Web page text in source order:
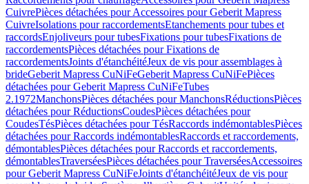
CuivrePièces détachées pour Accessoires pour Geberit Mapress
CuivreIsolations pour raccordementsEtanchements pour tubes et
raccordsEnjoliveurs pour tubesFixations pour tubesFixations de
raccordementsPièces détachées pour Fixations de
raccordementsJoints d'étanchéitéJeux de vis pour assemblages à
brideGeberit Mapress CuNiFeGeberit Mapress CuNiFePièces
détachées pour Geberit Mapress CuNiFeTubes
2.1972ManchonsPièces détachées pour ManchonsRéductionsPièces
détachées pour RéductionsCoudesPièces détachées pour
CoudesTésPièces détachées pour TésRaccords indémontablesPièces
détachées pour Raccords indémontablesRaccords et raccordements,
démontablesPièces détachées pour Raccords et raccordements,
démontablesTraverséesPièces détachées pour TraverséesAccessoires
pour Geberit Mapress CuNiFeJoints d'étanchéitéJeux de vis pour